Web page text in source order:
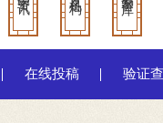
在线投稿 验证